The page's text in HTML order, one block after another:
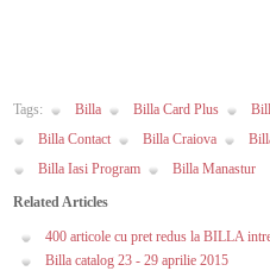
Tags: Billa Billa Card Plus
Billa Contact
Billa Craiova
Billa Iasi Program
Billa Manastur
Related Articles
400 articole cu pret redus la BILLA
Billa catalog 23 - 29 aprilie 2015